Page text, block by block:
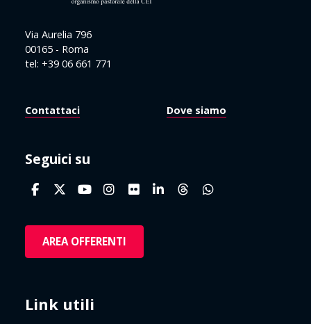
Via Aurelia 796
00165 - Roma
tel: +39 06 661 771
Contattaci Dove siamo
Seguici su
AREA OFFERENTI
Link utili